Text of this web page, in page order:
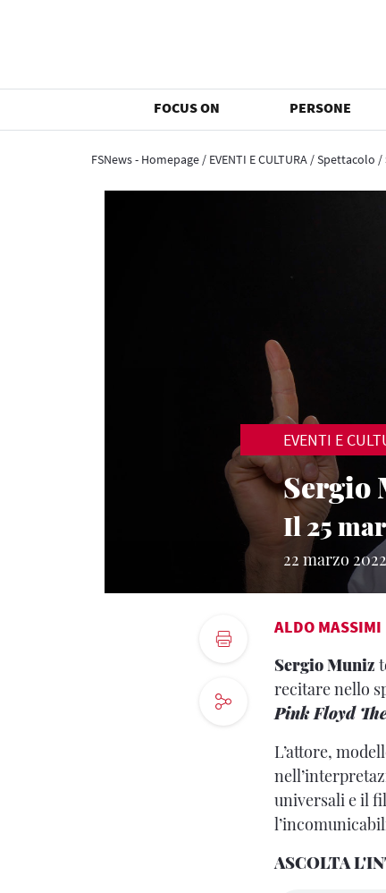
FOCUS ON PERSONE
FSNews - Homepage / EVENTI E CULTURA /Spettacolo /
EVENTI E
Sergio
Il 25
22 marzo 2022
ALDO MASSIMI
Sergio Muniz
recitare nello
Pink Floyd
L’attore,
universali e il
ASCOLTA